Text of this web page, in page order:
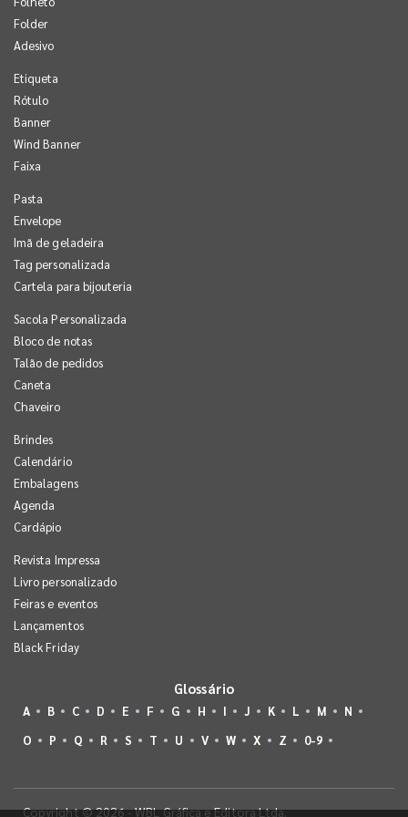
Folder
Adesivo
Etiqueta
Rótulo
Banner
Wind Banner
Faixa
Pasta
Envelope
Imã de geladeira
Tag personalizada
Cartela para bijouteria
Sacola Personalizada
Bloco de notas
Talão de pedidos
Caneta
Chaveiro
Brindes
Calendário
Embalagens
Agenda
Cardápio
Revista Impressa
Livro personalizado
Feiras e eventos
Lançamentos
Black Friday
Glossário
A B C D E F G H I J K L M
N
O
P Q R S T U V W X Z 0-9
Copyright © 2026 - WBL Gráfica e Editora Ltda.